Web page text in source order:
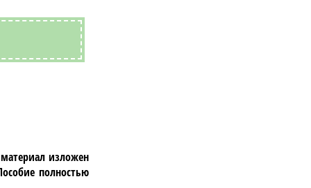
изложен
полностью